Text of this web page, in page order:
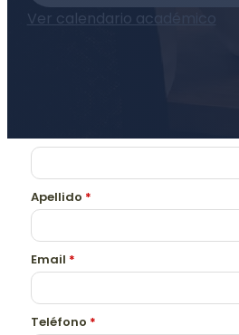
Ver calendario académico
Nombre*
Apellido *
Email *
Teléfono *